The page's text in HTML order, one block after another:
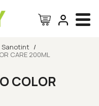
Sanotint /
CARE 200ML
COLOR